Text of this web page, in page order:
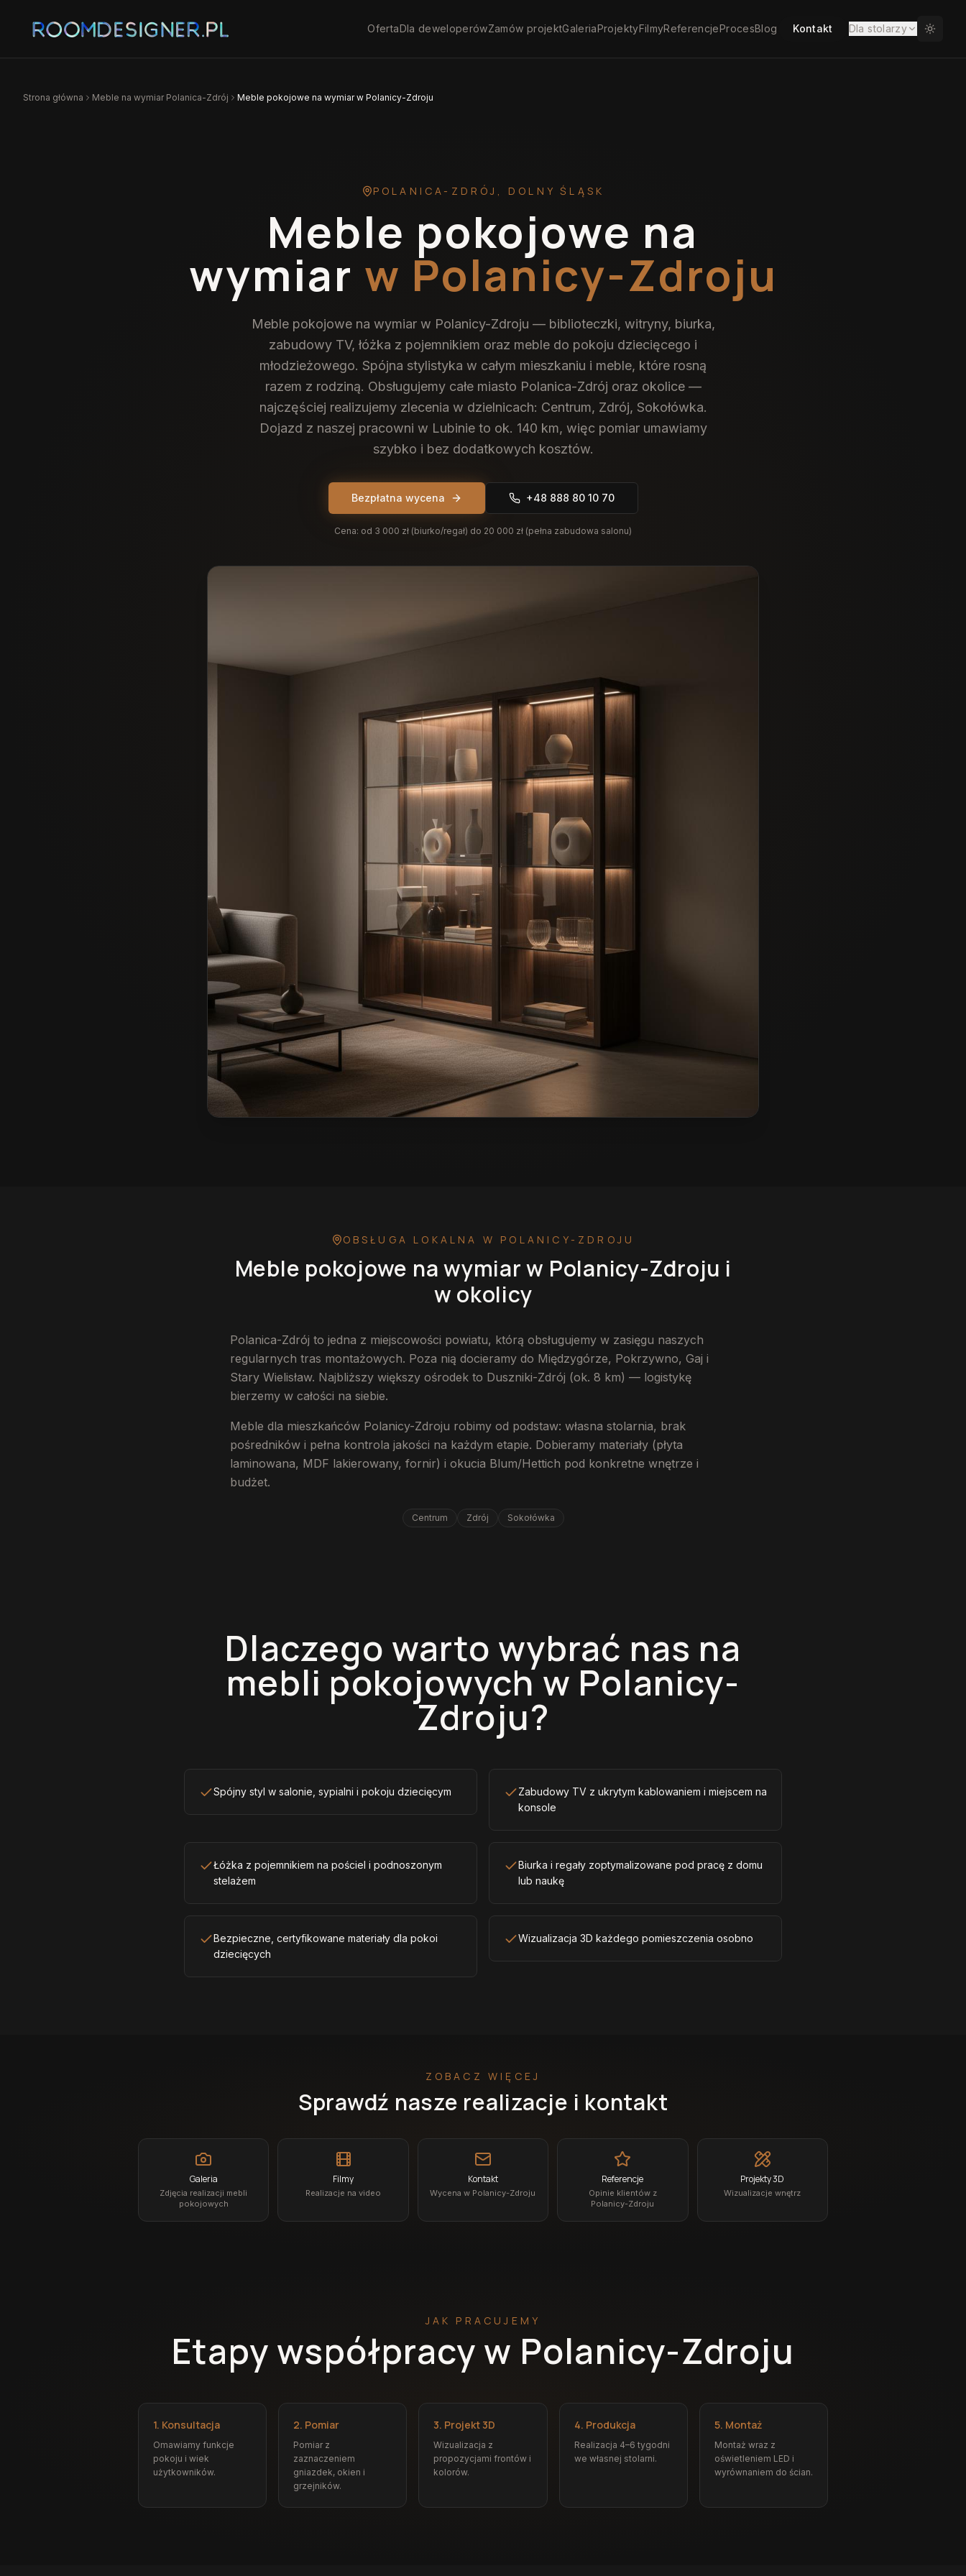
OfertaDla deweloperówZamów projektGaleriaProjektyFilmyReferencjeProcesBlog Kontakt Dla stolarzy
Strona główna Meble na wymiar Polanica-Zdrój Meble pokojowe na wymiar w Polanicy-Zdroju
POLANICA-ZDRÓJ , DOLNY ŚLĄSK
Meble pokojowe na
wymiar w Polanicy-Zdroju
Meble pokojowe na wymiar w Polanicy-Zdroju — biblioteczki, witryny, biurka,
zabudowy TV, łóżka z pojemnikiem oraz meble do pokoju dziecięcego i
młodzieżowego. Spójna stylistyka w całym mieszkaniu i meble, które rosną
razem z rodziną. Obsługujemy całe miasto Polanica-Zdrój oraz okolice —
najczęściej realizujemy zlecenia w dzielnicach: Centrum, Zdrój, Sokołówka.
Dojazd z naszej pracowni w Lubinie to ok. 140 km, więc pomiar umawiamy
szybko i bez dodatkowych kosztów.
Bezpłatna wycena +48 888 80 10 70
Cena: od 3 000 zł (biurko/regał) do 20 000 zł (pełna zabudowa salonu)
OBSŁUGA LOKALNA W POLANICY-ZDROJU
Meble pokojowe na wymiar w Polanicy-Zdroju i
w okolicy
Polanica-Zdrój to jedna z miejscowości powiatu, którą obsługujemy w zasięgu naszych
regularnych tras montażowych. Poza nią docieramy do Międzygórze, Pokrzywno, Gaj i
Stary Wielisław. Najbliższy większy ośrodek to Duszniki-Zdrój (ok. 8 km) — logistykę
bierzemy w całości na siebie.
Meble dla mieszkańców Polanicy-Zdroju robimy od podstaw: własna stolarnia, brak
pośredników i pełna kontrola jakości na każdym etapie. Dobieramy materiały (płyta
laminowana, MDF lakierowany, fornir) i okucia Blum/Hettich pod konkretne wnętrze i
budżet.
Centrum Zdrój Sokołówka
Dlaczego warto wybrać nas na
mebli pokojowych w Polanicy-
Zdroju?
Spójny styl w salonie, sypialni i pokoju dziecięcym
Zabudowy TV z ukrytym kablowaniem i miejscem na
konsole
Łóżka z pojemnikiem na pościel i podnoszonym
stelażem
Biurka i regały zoptymalizowane pod pracę z domu
lub naukę
Bezpieczne, certyfikowane materiały dla pokoi
dziecięcych
Wizualizacja 3D każdego pomieszczenia osobno
ZOBACZ WIĘCEJ
Sprawdź nasze realizacje i kontakt
Galeria
Zdjęcia realizacji mebli
pokojowych
Filmy
Realizacje na video
Kontakt
Wycena w Polanicy-Zdroju
Referencje
Opinie klientów z
Polanicy-Zdroju
Projekty 3D
Wizualizacje wnętrz
JAK PRACUJEMY
Etapy współpracy w Polanicy-Zdroju
1. Konsultacja
Omawiamy funkcje
pokoju i wiek
użytkowników.
2. Pomiar
Pomiar z
zaznaczeniem
gniazdek, okien i
grzejników.
3. Projekt 3D
Wizualizacja z
propozycjami frontów i
kolorów.
4. Produkcja
Realizacja 4–6 tygodni
we własnej stolarni.
5. Montaż
Montaż wraz z
oświetleniem LED i
wyrównaniem do ścian.